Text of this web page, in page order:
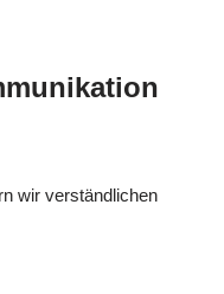
wir verständlichen